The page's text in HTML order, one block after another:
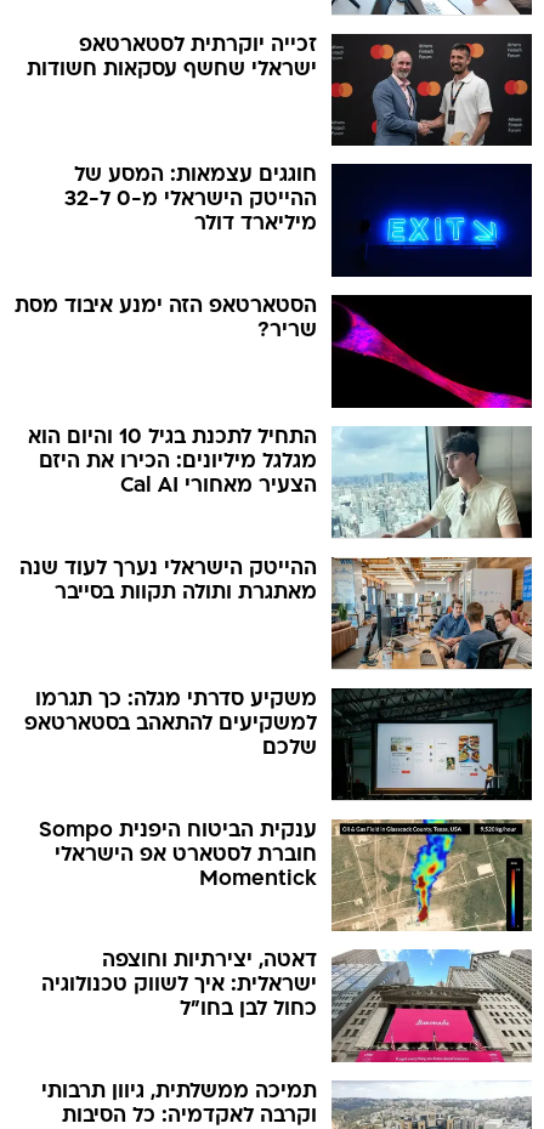
זכייה יוקרתית לסטארטאפ
ישראלי שחשף עסקאות חשודות
חוגגים עצמאות: המסע של
ההייטק הישראלי מ-0 ל-32
מיליארד דולר
הסטארטאפ הזה ימנע איבוד מסת
שריר?
התחיל לתכנת בגיל 10 והיום הוא
מגלגל מיליונים: הכירו את היזם
הצעיר מאחורי Cal AI
ההייטק הישראלי נערך לעוד שנה
מאתגרת ותולה תקוות בסייבר
משקיע סדרתי מגלה: כך תגרמו
למשקיעים להתאהב בסטארטאפ
שלכם
ענקית הביטוח היפנית Sompo
חוברת לסטארט אפ הישראלי
Momentick
דאטה, יצירתיות וחוצפה
ישראלית: איך לשווק טכנולוגיה
כחול לבן בחו"ל
תמיכה ממשלתית, גיוון תרבותי
וקרבה לאקדמיה: כל הסיבות